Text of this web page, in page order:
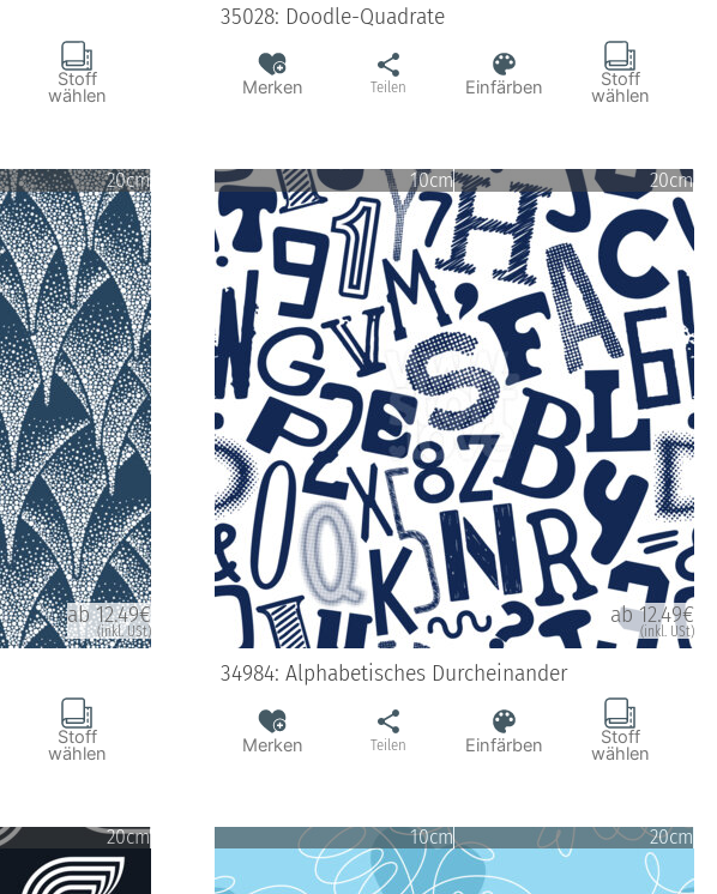
Stoff
wählen
35028: Doodle-Quadrate
Merken Teilen Einfärben Stoff
wählen
20cm
ab 12.49€
(inkl. USt)
Stoff
wählen
10cm 20cm
ab 12.49€
(inkl. USt)
34984: Alphabetisches Durcheinander
Merken Teilen Einfärben Stoff
wählen
20cm 10cm 20cm